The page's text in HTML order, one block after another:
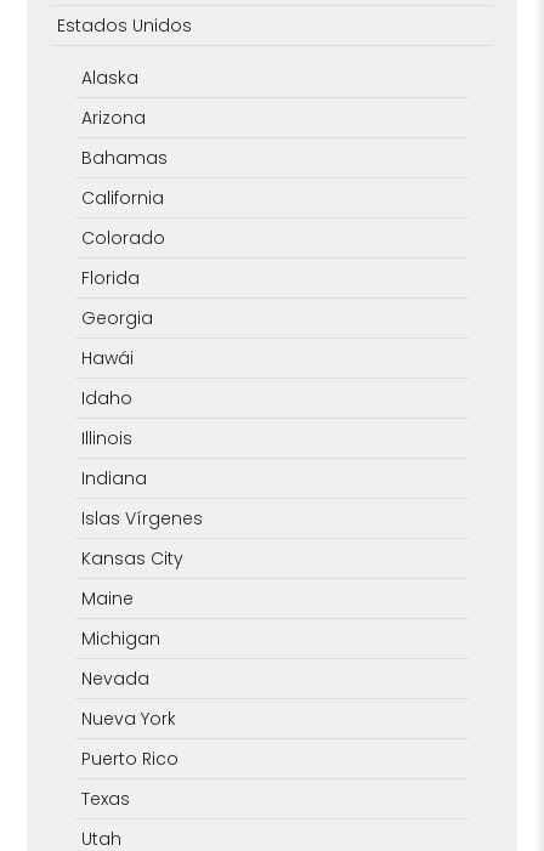
Estados Unidos
Alaska
Arizona
Bahamas
California
Colorado
Florida
Georgia
Hawái
Idaho
Illinois
Indiana
Islas Vírgenes
Kansas City
Maine
Michigan
Nevada
Nueva York
Puerto Rico
Texas
Utah